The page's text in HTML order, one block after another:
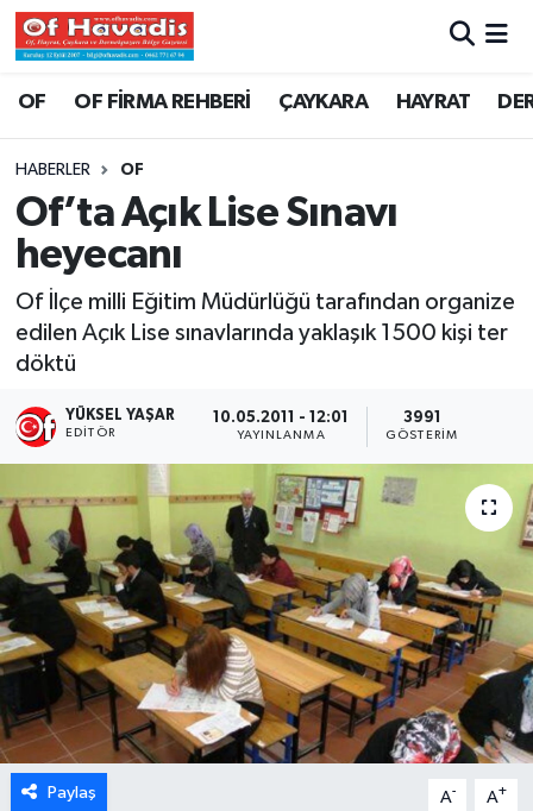
OF OF FİRMA REHBERİ ÇAYKARA HAYRAT
HABERLER OF
Of’ta Açık Lise Sınavı
heyecanı
Of İlçe milli Eğitim Müdürlüğü tarafından organize
edilen Açık Lise sınavlarında yaklaşık 1500 kişi ter
döktü
YÜKSEL YAŞAR
EDITÖR
10.05.2011 - 12:01
YAYINLANMA
3991
GÖSTERIM
Paylaş A- A+
Trabzon Nöbetçi Eczaneler
Trabzon Namaz Vakitleri
Trabzon Trafik Yoğunluk Haritası
Süper Lig Puan Durumu ve Fikstür
Haber Arşivi